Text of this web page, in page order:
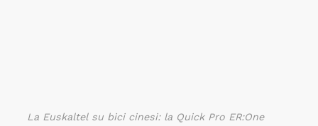
La Euskaltel su bici cinesi: la Quick Pro ER:One